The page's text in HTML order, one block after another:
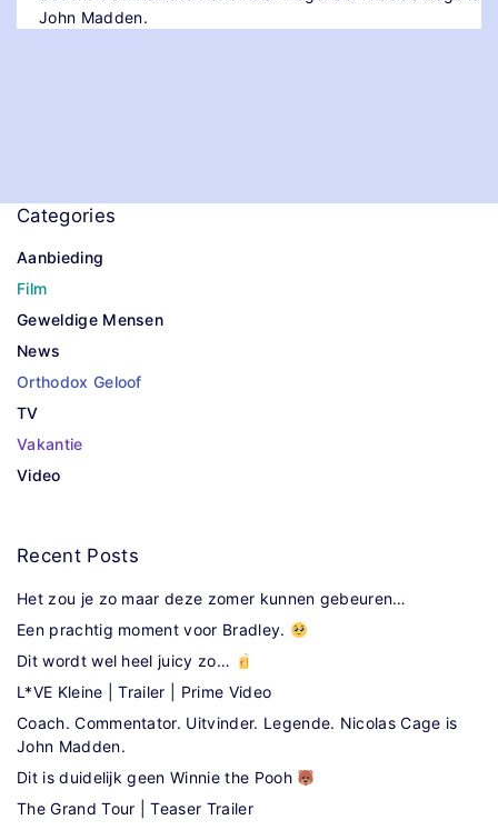
John Madden.
Categories
Aanbieding
Film
Geweldige Mensen
News
Orthodox Geloof
TV
Vakantie
Video
Recent Posts
Het zou je zo maar deze zomer kunnen gebeuren…
Een prachtig moment voor Bradley.
Dit wordt wel heel juicy zo…
L*VE Kleine | Trailer | Prime Video
Coach. Commentator. Uitvinder. Legende. Nicolas Cage is
John Madden.
Dit is duidelijk geen Winnie the Pooh
The Grand Tour | Teaser Trailer